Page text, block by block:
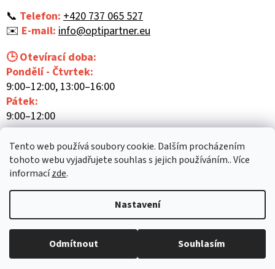
Tento web používá soubory cookie. Dalším procházením
tohoto webu vyjadřujete souhlas s jejich používáním.. Více
informacízde.
Nastavení
Odmítnout Souhlasím
📞 Telefon: +420 737 065 527
✉️ E-mail: info@optipartner.eu
🕒 Otevírací doba:
Pondělí - Čtvrtek:
9:00–12:00, 13:00–16:00
Pátek:
9:00–12:00
Copyright 2026Optipartner. Všechna práva vyhrazena.Upravit